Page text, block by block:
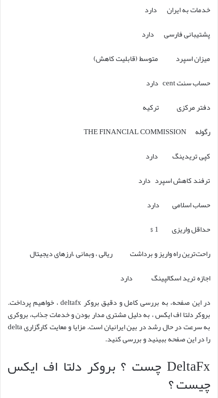
خدمات به ایران دارد
پشتیبانی فارسی دارد
میزان اسپرد متوسط (قابلیت کاهش)
حساب‌ سنت cent دارد
دفتر مرکزی ترکیه
رگوله THE FINANCIAL COMMISSION
کپی تریدینگ دارد
ترفند کاهش اسپرد دارد
حساب اسلامی دارد
حداقل واریزی 1 $
راحت‌ترین راه واریز و برداشت ریالی ، وبمانی ،ارزهای دیجیتال
اجازه ترید اسکالپینگ دارد
در این صفحه، به بررسی کامل و دقیق بروکر deltafx ، خواهیم پرداخت.
بروکر دلتا اف ایکس ، به دلیل مشتری مدار بودن و خدمات جذاب، بروکری
به سرعت در حال رشد در بین ایرانیان است. مزایا و معایت کارگزاری delta
را در این صفحه ببینید و بررسی کنید.
DeltaFx چست ؟ بروکر دلتا اف ایکس
چیست ؟